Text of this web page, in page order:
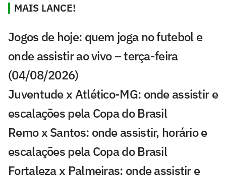
MAIS LANCE!
Jogos de hoje: quem joga no futebol e
onde assistir ao vivo – terça-feira
(04/08/2026)
Juventude x Atlético-MG: onde assistir e
escalações pela Copa do Brasil
Remo x Santos: onde assistir, horário e
escalações pela Copa do Brasil
Fortaleza x Palmeiras: onde assistir e